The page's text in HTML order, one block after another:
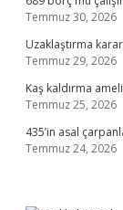
Temmuz 30, 2026
Uzaklaştırma
Temmuz 29, 2026
Kaş kaldırma
Temmuz 25, 2026
435’in asal
Temmuz 24, 2026